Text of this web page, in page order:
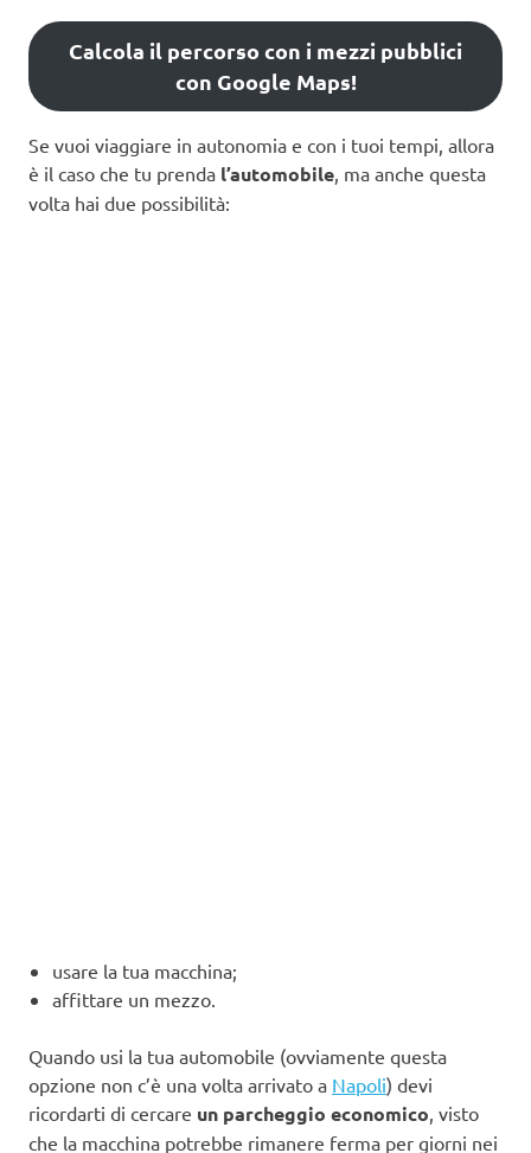
Calcola il percorso con i mezzi pubblici
con Google Maps!
Se vuoi viaggiare in autonomia e con i tuoi tempi, allora
è il caso che tu prenda l’automobile , ma anche questa
volta hai due possibilità:
usare la tua macchina;
affittare un mezzo.
Quando usi la tua automobile (ovviamente questa
opzione non c’è una volta arrivato a Napoli) devi
ricordarti di cercare un parcheggio economico , visto
che la macchina potrebbe rimanere ferma per giorni nei